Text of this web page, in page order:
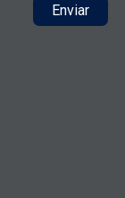
Enviar